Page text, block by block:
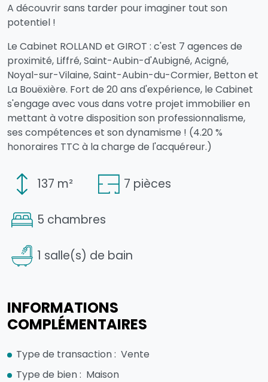
A découvrir sans tarder pour imaginer tout son
potentiel !
Le Cabinet ROLLAND et GIROT : c'est 7 agences de
proximité, Liffré, Saint-Aubin-d'Aubigné, Acigné,
Noyal-sur-Vilaine, Saint-Aubin-du-Cormier, Betton et
La Bouëxière. Fort de 20 ans d'expérience, le Cabinet
s'engage avec vous dans votre projet immobilier en
mettant à votre disposition son professionnalisme,
ses compétences et son dynamisme ! (4.20 %
honoraires TTC à la charge de l'acquéreur.)
137 m² 7 pièces
5 chambres
1 salle(s) de bain
INFORMATIONS
COMPLÉMENTAIRES
Type de transaction : Vente
Type de bien : Maison